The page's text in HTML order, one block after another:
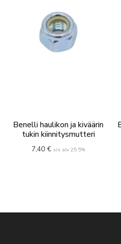
Benelli haulikon ja kiväärin
tukin kiinnitysmutteri
7,40 € sis alv 25.5%